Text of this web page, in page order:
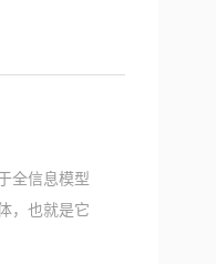
全信息模型
，也就是它